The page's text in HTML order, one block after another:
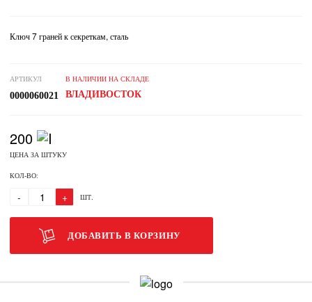
Ключ 7 граней к секреткам, сталь
АРТИКУЛ
0000060021
В НАЛИЧИИ НА СКЛАДЕ
ВЛАДИВОСТОК
200
ЦЕНА ЗА ШТУКУ
КОЛ-ВО:
- + ШТ.
ДОБАВИТЬ В КОРЗИНУ